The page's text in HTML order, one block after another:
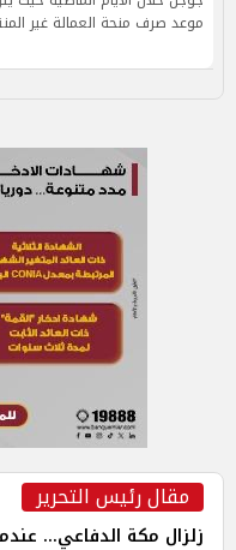
موعد صرف منحة العمالة غير المنتظمة 2024 التي
مقال رئيس التحرير
زلزال مكة الدفاعي...